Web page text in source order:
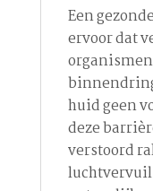
Een
ervoor dat
huid geen
deze
verstoord